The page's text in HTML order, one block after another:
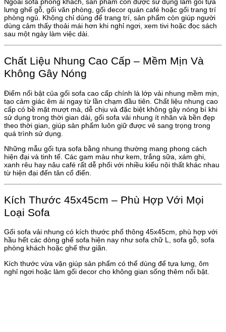
lưng ghế gỗ, gối văn phòng, gối decor quán café hoặc gối trang trí
phòng ngủ. Không chỉ dùng để trang trí, sản phẩm còn giúp người
dùng cảm thấy thoải mái hơn khi nghỉ ngơi, xem tivi hoặc đọc sách
sau một ngày làm việc dài.
Chất Liệu Nhung Cao Cấp – Mềm Mịn Và
Không Gây Nóng
Điểm nổi bật của gối sofa cao cấp chính là lớp vải nhung mềm mịn,
tạo cảm giác êm ái ngay từ lần chạm đầu tiên. Chất liệu nhung cao
cấp có bề mặt mượt mà, dễ chịu và đặc biệt không gây nóng bí khi
sử dụng trong thời gian dài, gối sofa vải nhung ít nhăn và bền đẹp
theo thời gian, giúp sản phẩm luôn giữ được vẻ sang trọng trong
quá trình sử dụng.
Những mẫu gối tựa sofa bằng nhung thường mang phong cách
hiện đại và tinh tế. Các gam màu như kem, trắng sữa, xám ghi,
xanh rêu hay nâu café rất dễ phối với nhiều kiểu nội thất khác nhau
từ hiện đại đến tân cổ điển.
Kích Thước 45x45cm – Phù Hợp Với Mọi
Loại Sofa
Gối sofa vải nhung có kích thước phổ thông 45x45cm, phù hợp với
hầu hết các dòng ghế sofa hiện nay như sofa chữ L, sofa gỗ, sofa
phòng khách hoặc ghế thư giãn.
Kích thước vừa vặn giúp sản phẩm có thể dùng để tựa lưng, ôm
nghỉ ngơi hoặc làm gối decor cho không gian sống thêm nổi bật.